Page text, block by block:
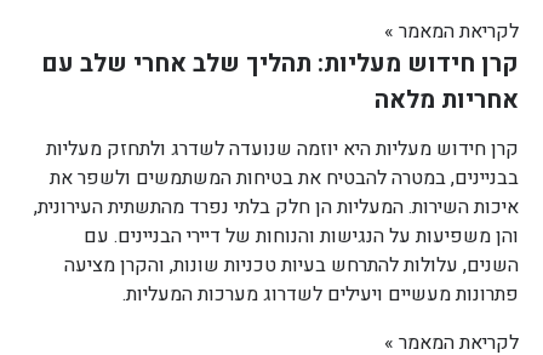
לקריאת המאמר »
קרן חידוש מעליות: תהליך שלב אחרי שלב עם
אחריות מלאה
קרן חידוש מעליות היא יוזמה שנועדה לשדרג ולתחזק מעליות
בבניינים, במטרה להבטיח את בטיחות המשתמשים ולשפר את
איכות השירות. המעליות הן חלק בלתי נפרד מהתשתית העירונית,
והן משפיעות על הנגישות והנוחות של דיירי הבניינים. עם
השנים, עלולות להתרחש בעיות טכניות שונות, והקרן מציעה
פתרונות מעשיים ויעילים לשדרוג מערכות המעליות.
לקריאת המאמר »